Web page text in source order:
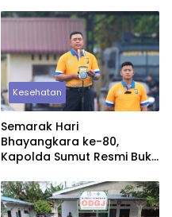
Kesehatan
Semarak Hari
Bhayangkara ke-80,
Kapolda Sumut Resmi Buka
Rohani 2026